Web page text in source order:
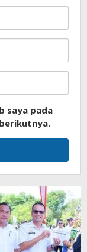
saya pada